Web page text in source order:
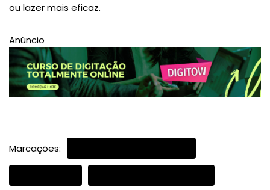
ou lazer mais eficaz.
Anúncio
Marcações: